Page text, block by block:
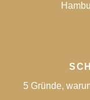
5 Gründe,